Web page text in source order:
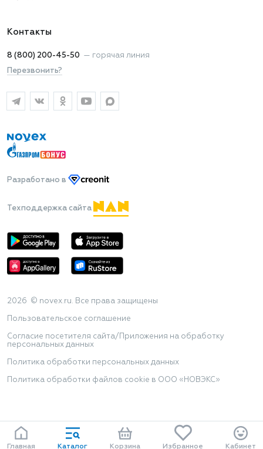
Контакты
8 (800) 200-45-50 — горячая линия
Перезвонить?
Разработано в
Техподдержка сайта
2026 © novex.ru. Все права защищены
Пользовательское соглашение
Согласие посетителя сайта/Приложения на обработку
персональных данных
Политика обработки персональных данных
Политика обработки файлов cookie в ООО «НОВЭКС»
Главная Каталог Корзина Избранное Кабинет